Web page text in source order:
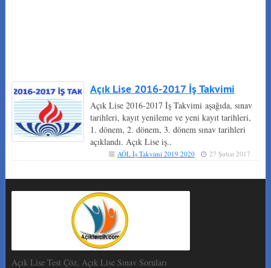
Açık Lise 2016-2017 İş Takvimi
Açık Lise 2016-2017 İş Takvimi aşağıda, sınav
tarihleri, kayıt yenileme ve yeni kayıt tarihleri,
1. dönem, 2. dönem, 3. dönem sınav tarihleri
açıklandı. Açık Lise iş..
AÖL İş Takvimi 2019 2020 27 Şubat 2017
Açık Lise Test Çöz, Açık Lise Sınav Soruları